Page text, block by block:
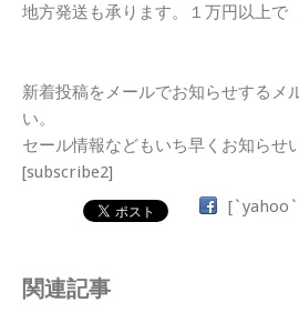
地方発送も承ります。１万円以上で
新着投稿をメールでお知らせするメ
い。
セール情報などもいち早くお知らせ
[subscribe2]
関連記事